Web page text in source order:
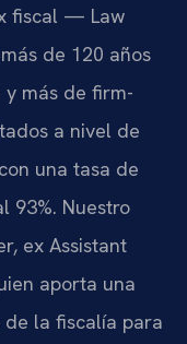
fiscal — Law
de 120 años
más de firm-
a nivel de
una tasa de
93%. Nuestro
ex Assistant
aporta una
la fiscalía para